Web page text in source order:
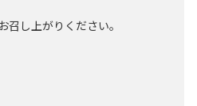
し上がりください。